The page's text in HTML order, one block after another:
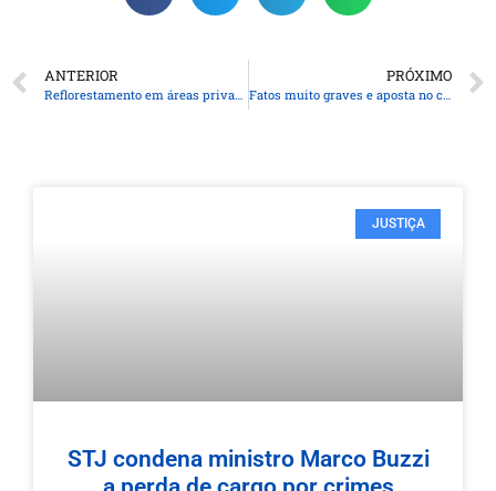
ANTERIOR
Reflorestamento em áreas privadas ajuda a preservar Mata Atlântica
PRÓXIMO
Fatos muito graves e aposta no caos, avalia historiador sobre golpe
JUSTIÇA
STJ condena ministro Marco Buzzi